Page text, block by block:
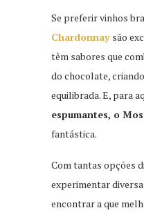
Se preferir vinhos
Chardonnay são
têm sabores que
do chocolate,
equilibrada. E, para
espumantes, o
fantástica.
Com tantas opções
experimentar
encontrar a que